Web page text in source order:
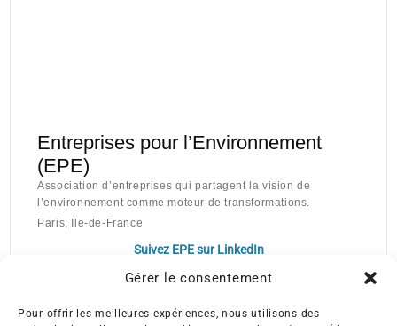
Gérer le consentement
Pour offrir les meilleures expériences, nous utilisons des
Entreprises pour l’Environnement
(EPE)
Association d’entreprises qui partagent la vision de
l’environnement comme moteur de transformations.
Paris, Ile-de-France
Suivez EPE sur LinkedIn